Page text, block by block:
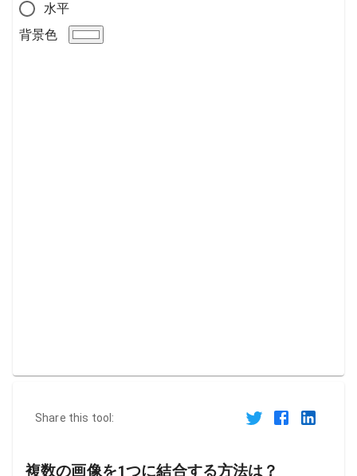
水平
背景色
Share this tool:
複数の画像を1つに結合する方法は？